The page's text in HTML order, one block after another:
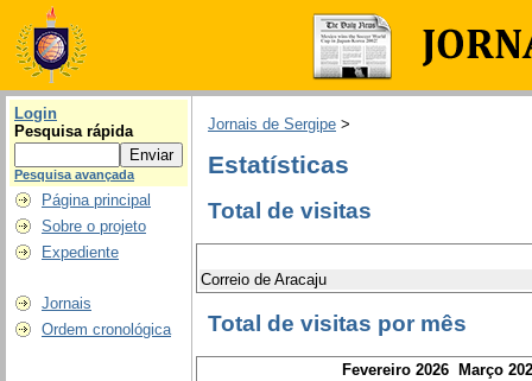
Login
Pesquisa rápida
Pesquisa avançada
Página principal
Sobre o projeto
Expediente
Jornais
Ordem cronológica
Jornais de Sergipe >
Estatísticas
Total de visitas
Correio de Aracaju
Total de visitas por mês
Fevereiro 2026 Março